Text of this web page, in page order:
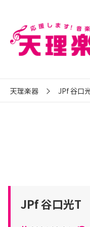
天理楽器 JPf 谷口
JPf 谷口光T